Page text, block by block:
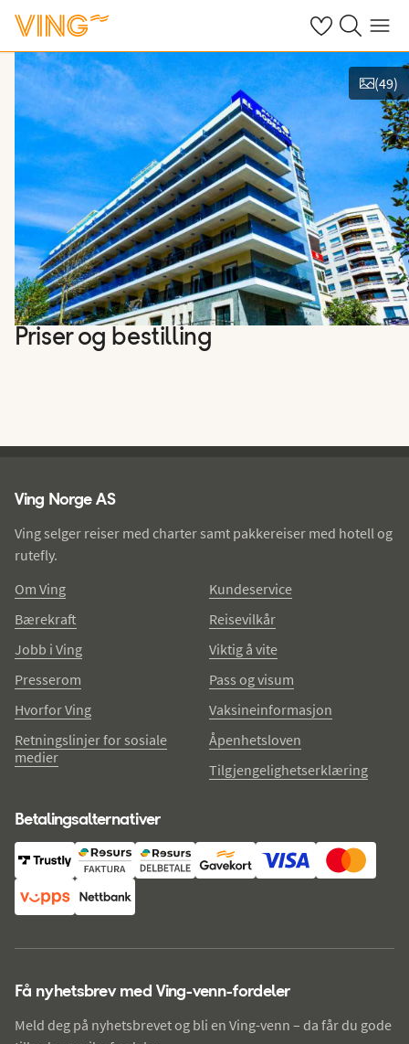
Se dine sparte
Søk påMeny
Vis bilder
(49)
Priser og bestilling
Ving Norge AS
Ving selger reiser med charter samt pakkereiser med hotell og
rutefly.
Om Ving
Bærekraft
Jobb i Ving
Presserom
Hvorfor Ving
Retningslinjer for sosiale
medier
Kundeservice
Reisevilkår
Viktig å vite
Pass og visum
Vaksineinformasjon
Åpenhetsloven
Tilgjengelighetserklæring
Betalingsalternativer
Få nyhetsbrev med Ving-venn-fordeler
Meld deg på nyhetsbrevet og bli en Ving-venn – da får du gode